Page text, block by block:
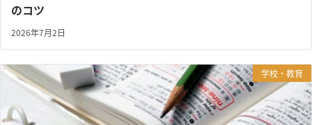
のコツ
2026年7月2日
学校・教育